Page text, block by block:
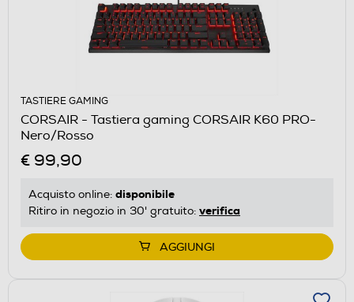
TASTIERE GAMING
CORSAIR - Tastiera gaming CORSAIR K60 PRO-
Nero/Rosso
€ 99,90
Acquisto online: disponibile
Ritiro in negozio in 30' gratuito: verifica
AGGIUNGI